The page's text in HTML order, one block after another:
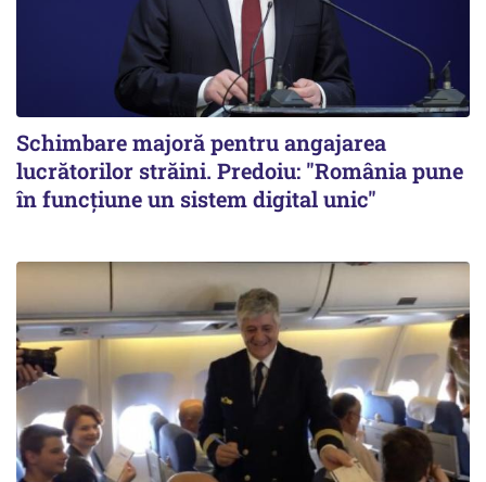
Schimbare majoră pentru angajarea
lucrătorilor străini. Predoiu: "România pune
în funcțiune un sistem digital unic"